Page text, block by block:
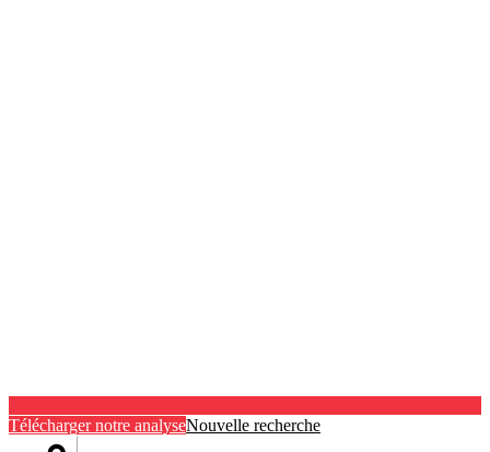
Télécharger notre analyseNouvelle recherche